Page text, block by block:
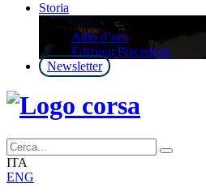
Storia
Storia
Albo d’oro
Edizioni Precedenti
Newsletter
ITA
ENG